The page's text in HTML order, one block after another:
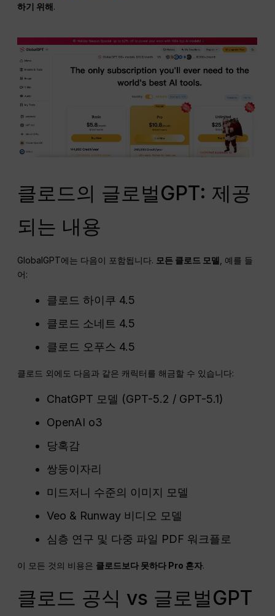
하기 위해.
클로드의 글로벌GPT: 제공
되는 내용
GlobalGPT에는 다음이 포함됩니다. 모든 클로드 모델 , 예를 들
어:
클로드 하이쿠 4.5
클로드 소네트 4.5
클로드 오푸스 4.5
클로드 외에도 다음과 같은 캐릭터를 해금할 수 있습니다:
ChatGPT 모델 (GPT-5.2 / GPT-5.1)
OpenAI o3
당혹감
쌍둥이자리
미드저니 수준의 이미지 모델
Veo & Runway 비디오 모델
심층 연구 및 다중 파일 PDF 워크플로
이 모든 것의 비용은 클로드보다 못하다 Pro 혼자.
클로드 공식 vs 글로벌GPT